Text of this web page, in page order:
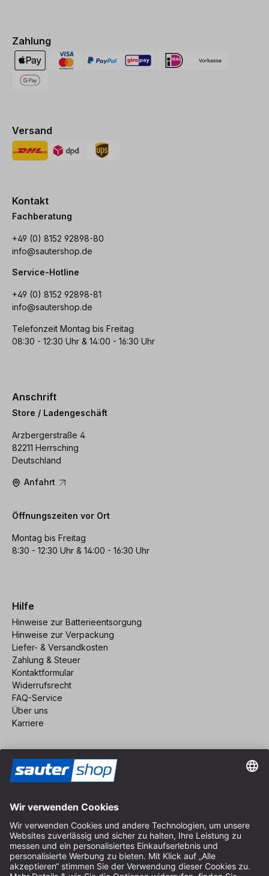
Zahlung
Versand
Kontakt
Fachberatung
+49 (0) 8152 92898-80
info@sautershop.de
Service-Hotline
+49 (0) 8152 92898-81
info@sautershop.de
Telefonzeit Montag bis Freitag
08:30 - 12:30 Uhr & 14:00 - 16:30 Uhr
Anschrift
Store / Ladengeschäft
Arzbergerstraße 4
82211 Herrsching
Deutschland
Anfahrt
Öffnungszeiten vor Ort
Montag bis Freitag
8:30 - 12:30 Uhr & 14:00 - 16:30 Uhr
Hilfe
Hinweise zur Batterieentsorgung
Hinweise zur Verpackung
Liefer- & Versandkosten
Zahlung & Steuer
Kontaktformular
Widerrufsrecht
FAQ-Service
Über uns
Karriere
Impressum
AGB
Datenschutz